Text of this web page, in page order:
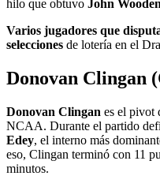
hilo que obtuvo John Wooden
Varios jugadores que
selecciones de lotería en el
Donovan Clingan
Donovan Clingan es el pivot
NCAA. Durante el partido
Edey, el interno más
eso, Clingan terminó con 11
minutos.